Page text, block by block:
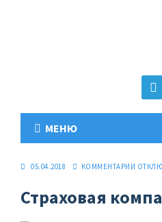
МЕНЮ
05.04.2018 КОММЕНТАРИИ
Страховая